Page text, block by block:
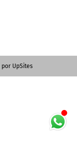
por UpSites